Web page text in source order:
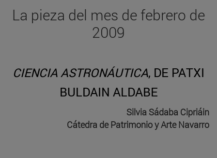
La pieza del mes de febrero de
2009
CIENCIA ASTRONÁUTICA, DE PATXI
BULDAIN ALDABE
Silvia Sádaba Cipriáin
Cátedra de Patrimonio y Arte Navarro